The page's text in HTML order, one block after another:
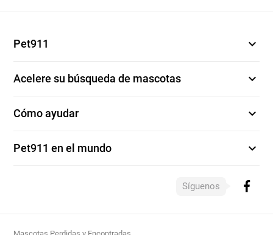
Pet911 expand_more
Acelere su búsqueda de mascotas expand_more
Cómo ayudar expand_more
Pet911 en el mundo expand_more
Síguenos